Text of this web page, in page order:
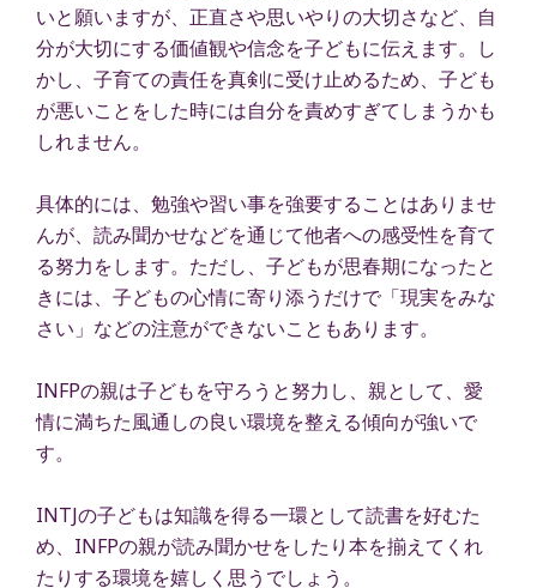
いと願いますが、正直さや思いやりの大切さなど、自
分が大切にする価値観や信念を子どもに伝えます。し
かし、子育ての責任を真剣に受け止めるため、子ども
が悪いことをした時には自分を責めすぎてしまうかも
しれません。
具体的には、勉強や習い事を強要することはありませ
んが、読み聞かせなどを通じて他者への感受性を育て
る努力をします。ただし、子どもが思春期になったと
きには、子どもの心情に寄り添うだけで「現実をみな
さい」などの注意ができないこともあります。
INFPの親は子どもを守ろうと努力し、親として、愛
情に満ちた風通しの良い環境を整える傾向が強いで
す。
INTJの子どもは知識を得る一環として読書を好むた
め、INFPの親が読み聞かせをしたり本を揃えてくれ
たりする環境を嬉しく思うでしょう。